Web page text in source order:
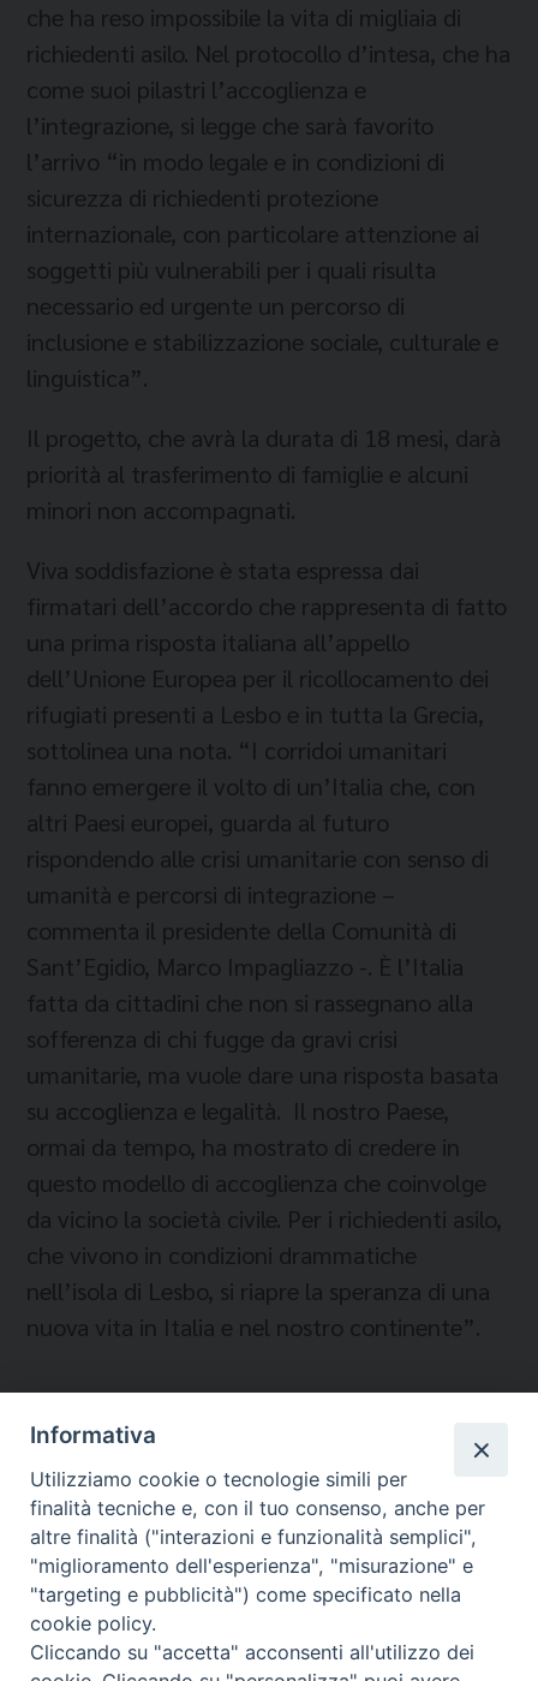
che ha reso impossibile la vita di migliaia di
richiedenti asilo. Nel protocollo d’intesa, che ha
come suoi pilastri l’accoglienza e
l’integrazione, si legge che sarà favorito
l’arrivo “in modo legale e in condizioni di
sicurezza di richiedenti protezione
internazionale, con particolare attenzione ai
soggetti più vulnerabili per i quali risulta
necessario ed urgente un percorso di
inclusione e stabilizzazione sociale, culturale e
linguistica”.
Il progetto, che avrà la durata di 18 mesi, darà
priorità al trasferimento di famiglie e alcuni
minori non accompagnati.
Viva soddisfazione è stata espressa dai
firmatari dell’accordo che rappresenta di fatto
una prima risposta italiana all’appello
dell’Unione Europea per il ricollocamento dei
rifugiati presenti a Lesbo e in tutta la Grecia,
sottolinea una nota. “I corridoi umanitari
fanno emergere il volto di un’Italia che, con
altri Paesi europei, guarda al futuro
rispondendo alle crisi umanitarie con senso di
umanità e percorsi di integrazione –
commenta il presidente della Comunità di
Sant’Egidio, Marco Impagliazzo -. È l’Italia
fatta da cittadini che non si rassegnano alla
sofferenza di chi fugge da gravi crisi
umanitarie, ma vuole dare una risposta basata
su accoglienza e legalità. Il nostro Paese,
ormai da tempo, ha mostrato di credere in
questo modello di accoglienza che coinvolge
da vicino la società civile. Per i richiedenti asilo,
che vivono in condizioni drammatiche
nell’isola di Lesbo, si riapre la speranza di una
nuova vita in Italia e nel nostro continente”.
Temi:
COMUNITÀ DI SANT’EGIDIO
CORRIDOI UMANITARI
Migrantes Online
Informativa
Utilizziamo cookie o tecnologie simili per
finalità tecniche e, con il tuo consenso, anche per
altre finalità ("interazioni e funzionalità semplici",
"miglioramento dell'esperienza", "misurazione" e
"targeting e pubblicità") come specificato nella
cookie policy.
Cliccando su "accetta" acconsenti all'utilizzo dei